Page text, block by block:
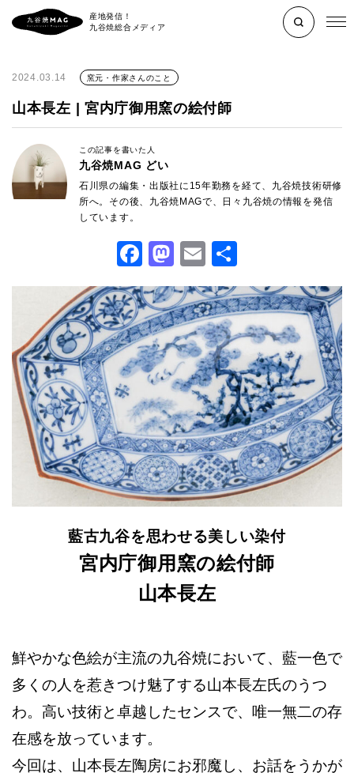
産地発信！
九谷焼総合メディア
2024.03.14 窯元・作家さんのこと
山本長左 | 宮内庁御用窯の絵付師
この記事を書いた人
九谷焼MAG どい
石川県の編集・出版社に15年勤務を経て、九谷焼技術研修
所へ。その後、九谷焼MAGで、日々九谷焼の情報を発信
しています。
Facebook
Mastodon
Email
有
藍古九谷を思わせる美しい染付
宮内庁御用窯の絵付師
山本長左
鮮やかな色絵が主流の九谷焼において、藍一色で
多くの人を惹きつけ魅了する山本長左氏のうつ
わ。高い技術と卓越したセンスで、唯一無二の存
在感を放っています。
今回は、山本長左陶房にお邪魔し、お話をうかが